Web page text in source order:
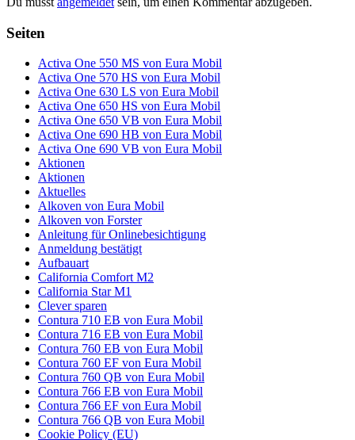
Seiten
Activa One 550 MS von Eura Mobil
Activa One 570 HS von Eura Mobil
Activa One 630 LS von Eura Mobil
Activa One 650 HS von Eura Mobil
Activa One 650 VB von Eura Mobil
Activa One 690 HB von Eura Mobil
Activa One 690 VB von Eura Mobil
Aktionen
Aktionen
Aktuelles
Alkoven von Eura Mobil
Alkoven von Forster
Anleitung für Onlinebesichtigung
Anmeldung bestätigt
Aufbauart
California Comfort M2
California Star M1
Clever sparen
Contura 710 EB von Eura Mobil
Contura 716 EB von Eura Mobil
Contura 760 EB von Eura Mobil
Contura 760 EF von Eura Mobil
Contura 760 QB von Eura Mobil
Contura 766 EB von Eura Mobil
Contura 766 EF von Eura Mobil
Contura 766 QB von Eura Mobil
Cookie Policy (EU)